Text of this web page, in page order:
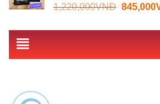
1,220,000VNĐ Giá
là:
845,000